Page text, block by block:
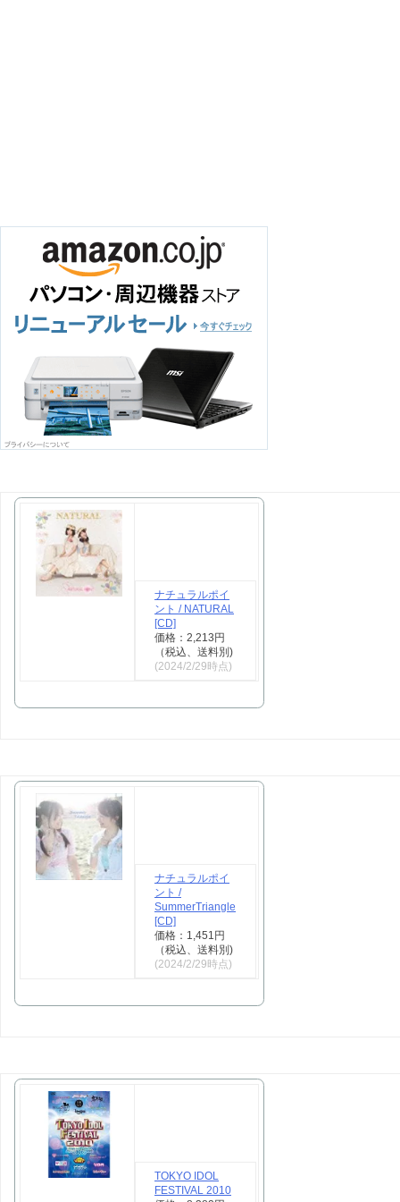
ナチュラルポイ
ント / NATURAL
[CD]
価格：2,213円
（税込、送料別)
(2024/2/29時点)
ナチュラルポイ
ント /
SummerTriangle
[CD]
価格：1,451円
（税込、送料別)
(2024/2/29時点)
TOKYO IDOL
FESTIVAL 2010